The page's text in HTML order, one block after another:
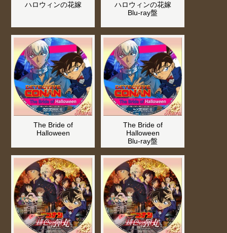
ハロウィンの花嫁
ハロウィンの花嫁
Blu-ray盤
The Bride of
Halloween
The Bride of
Halloween
Blu-ray盤